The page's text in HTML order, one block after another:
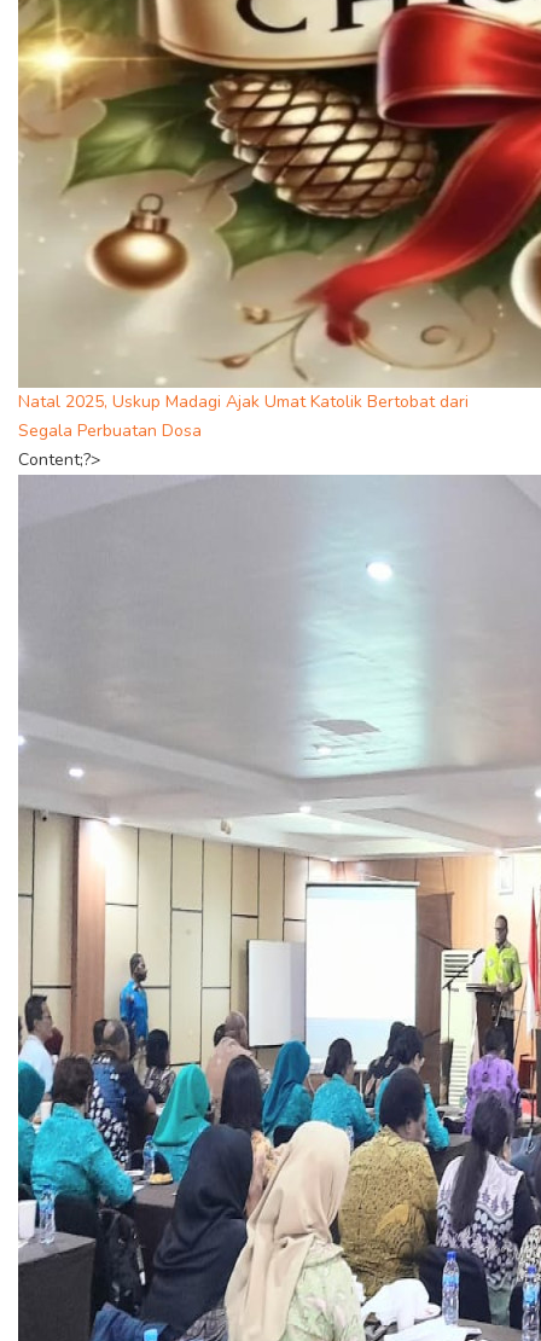
Natal 2025, Uskup Madagi Ajak Umat Katolik Bertobat dari
Segala Perbuatan Dosa
Content;?>